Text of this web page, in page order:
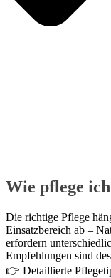
Wie pflege
Die richtige Pflege
Einsatzbereich ab –
erfordern
Empfehlungen sind
👉 Detaillierte